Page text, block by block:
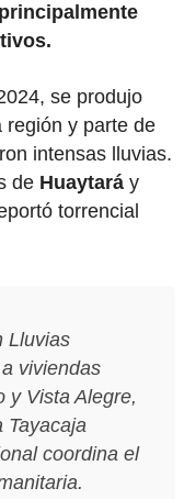
se produjo
región y parte de
intensas lluvias.
de Huaytará y
torrencial
Lluvias
viviendas
y Vista Alegre,
Tayacaja
coordina el